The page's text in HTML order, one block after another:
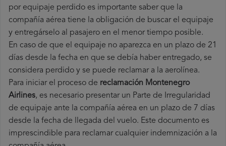
por equipaje perdido es importante saber que la
compañía aérea tiene la obligación de buscar el equipaje
y entregárselo al pasajero en el menor tiempo posible.
En caso de que el equipaje no aparezca en un plazo de 21
días desde la fecha en que se debía haber entregado, se
considera perdido y se puede reclamar a la aerolínea.
Para iniciar el proceso de reclamación Montenegro
Airlines, es necesario presentar un Parte de Irregularidad
de equipaje ante la compañía aérea en un plazo de 7 días
desde la fecha de llegada del vuelo. Este documento es
imprescindible para reclamar cualquier indemnización a la